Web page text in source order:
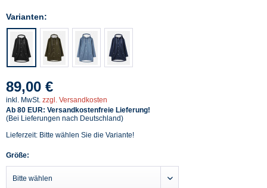
Varianten:
89,00 €
inkl. MwSt. zzgl. Versandkosten
Ab 80 EUR: Versandkostenfreie Lieferung!
(Bei Lieferungen nach Deutschland)
Lieferzeit: Bitte wählen Sie die Variante!
Größe: